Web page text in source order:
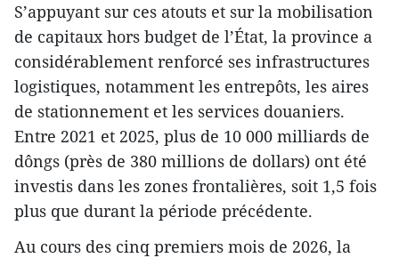
S’appuyant sur ces atouts et sur la mobilisation
de capitaux hors budget de l’État, la province a
considérablement renforcé ses infrastructures
logistiques, notamment les entrepôts, les aires
de stationnement et les services douaniers.
Entre 2021 et 2025, plus de 10 000 milliards de
dôngs (près de 380 millions de dollars) ont été
investis dans les zones frontalières, soit 1,5 fois
plus que durant la période précédente.
Au cours des cinq premiers mois de 2026, la